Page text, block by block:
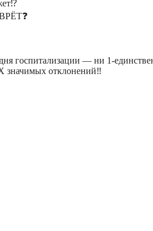
— ни 1-
отклонений‼️